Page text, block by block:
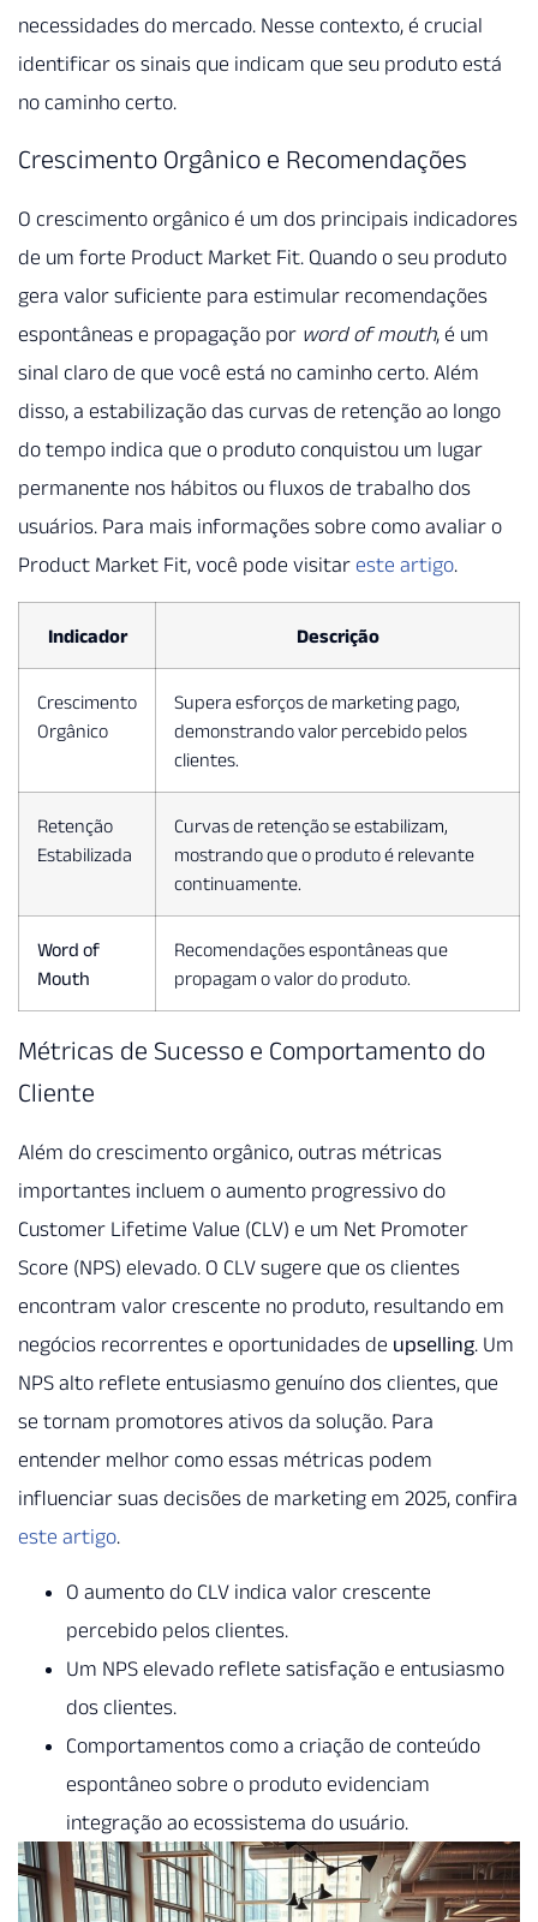
necessidades do mercado. Nesse contexto, é crucial
identificar os sinais que indicam que seu produto está
no caminho certo.
Crescimento Orgânico e Recomendações
O crescimento orgânico é um dos principais indicadores
de um forte Product Market Fit. Quando o seu produto
gera valor suficiente para estimular recomendações
espontâneas e propagação por word of mouth, é um
sinal claro de que você está no caminho certo. Além
disso, a estabilização das curvas de retenção ao longo
do tempo indica que o produto conquistou um lugar
permanente nos hábitos ou fluxos de trabalho dos
usuários. Para mais informações sobre como avaliar o
Product Market Fit, você pode visitar este artigo.
Indicador Descrição
Crescimento
Orgânico
Supera esforços de marketing pago,
demonstrando valor percebido pelos
clientes.
Retenção
Estabilizada
Curvas de retenção se estabilizam,
mostrando que o produto é relevante
continuamente.
Word of
Mouth
Recomendações espontâneas que
propagam o valor do produto.
Métricas de Sucesso e Comportamento do
Cliente
Além do crescimento orgânico, outras métricas
importantes incluem o aumento progressivo do
Customer Lifetime Value (CLV) e um Net Promoter
Score (NPS) elevado. O CLV sugere que os clientes
encontram valor crescente no produto, resultando em
negócios recorrentes e oportunidades de upselling. Um
NPS alto reflete entusiasmo genuíno dos clientes, que
se tornam promotores ativos da solução. Para
entender melhor como essas métricas podem
influenciar suas decisões de marketing em 2025, confira
este artigo.
O aumento do CLV indica valor crescente
percebido pelos clientes.
Um NPS elevado reflete satisfação e entusiasmo
dos clientes.
Comportamentos como a criação de conteúdo
espontâneo sobre o produto evidenciam
integração ao ecossistema do usuário.